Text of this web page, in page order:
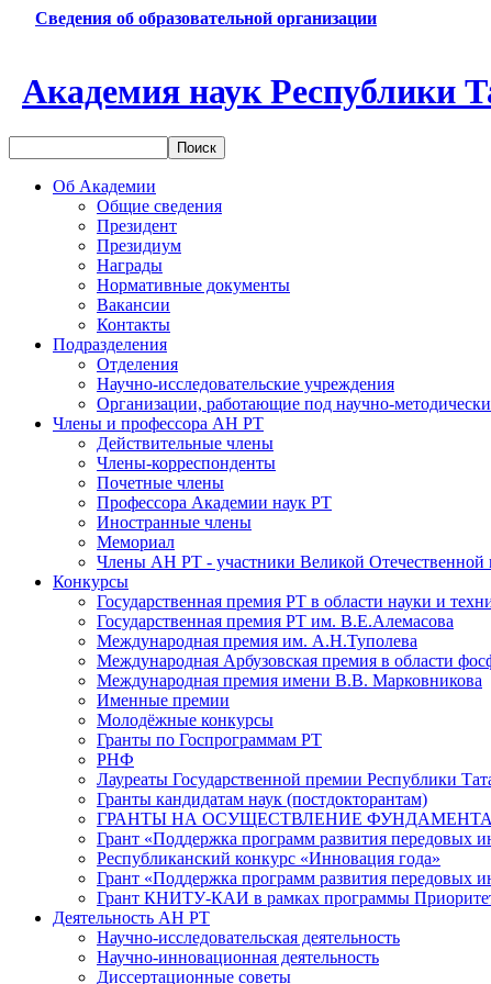
Сведения об образовательной организации
Академия наук Республики
Об Академии
Общие сведения
Президент
Президиум
Награды
Нормативные документы
Вакансии
Контакты
Подразделения
Отделения
Научно-исследовательские учреждения
Организации, работающие под научно-
Члены и профессора АН РТ
Действительные члены
Члены-корреспонденты
Почетные члены
Профессора Академии наук РТ
Иностранные члены
Мемориал
Члены АН РТ - участники Великой Отечественной
Конкурсы
Государственная премия РТ в области науки и
Государственная премия РТ им. В.Е.Алемасова
Международная премия им. А.Н.Туполева
Международная Арбузовская премия в области
Международная премия имени В.В. Марковникова
Именные премии
Молодёжные конкурсы
Гранты по Госпрограммам РТ
РНФ
Лауреаты Государственной премии Республики
Гранты кандидатам наук (постдокторантам)
ГРАНТЫ НА ОСУЩЕСТВЛЕНИЕ
Грант «Поддержка программ развития передовых
Республиканский конкурс «Инновация года»
Грант «Поддержка программ развития передовых
Грант КНИТУ-КАИ в рамках программы
Деятельность АН РТ
Научно-исследовательская деятельность
Научно-инновационная деятельность
Диссертационные советы